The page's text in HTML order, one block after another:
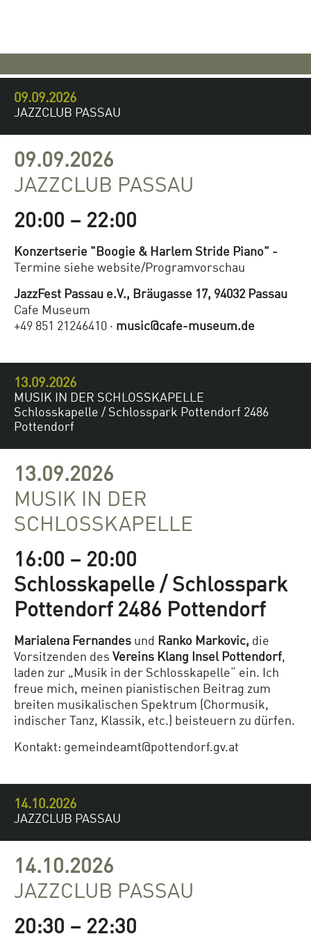
09.09.2026
JAZZCLUB PASSAU
09.09.2026
JAZZCLUB PASSAU
20:00 – 22:00
Konzertserie "Boogie & Harlem Stride Piano" -
Termine siehe website/Programvorschau
JazzFest Passau e.V., Bräugasse 17, 94032 Passau
Cafe Museum
+49 851 21246410 · music@cafe-museum.de
13.09.2026
MUSIK IN DER SCHLOSSKAPELLE
Schlosskapelle / Schlosspark Pottendorf 2486
Pottendorf
13.09.2026
MUSIK IN DER
SCHLOSSKAPELLE
16:00 – 20:00
Schlosskapelle / Schlosspark
Pottendorf 2486 Pottendorf
Marialena Fernandes und Ranko Markovic, die
Vorsitzenden des Vereins Klang Insel Pottendorf,
laden zur „Musik in der Schlosskapelle“ ein. Ich
freue mich, meinen pianistischen Beitrag zum
breiten musikalischen Spektrum (Chormusik,
indischer Tanz, Klassik, etc.) beisteuern zu dürfen.
Kontakt: gemeindeamt@pottendorf.gv.at
14.10.2026
JAZZCLUB PASSAU
14.10.2026
JAZZCLUB PASSAU
20:30 – 22:30